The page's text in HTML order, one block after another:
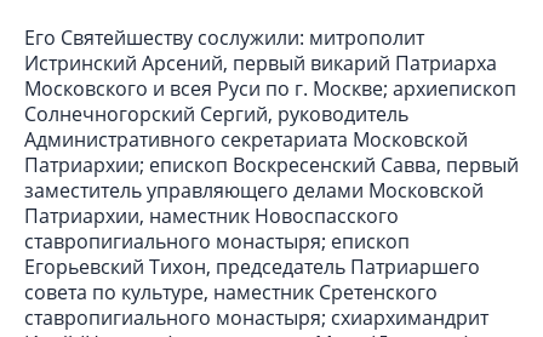
Его Святейшеству сослужили: митрополит
Истринский Арсений, первый викарий Патриарха
Московского и всея Руси по г. Москве; архиепископ
Солнечногорский Сергий, руководитель
Административного секретариата Московской
Патриархии; епископ Воскресенский Савва, первый
заместитель управляющего делами Московской
Патриархии, наместник Новоспасского
ставропигиального монастыря; епископ
Егорьевский Тихон, председатель Патриаршего
совета по культуре, наместник Сретенского
ставропигиального монастыря; схиархимандрит